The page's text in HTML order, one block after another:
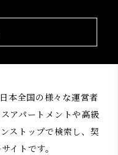
本全国の様々な運営者
アパートメントや高級
ストップで検索し、契
イトです。